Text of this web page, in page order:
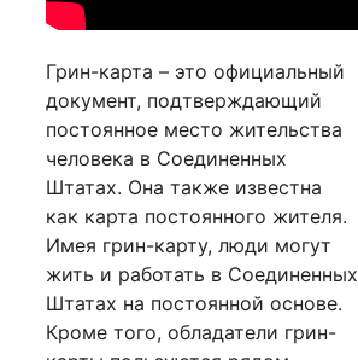
Грин-карта – это официальный
документ, подтверждающий
постоянное место жительства
человека в Соединенных
Штатах. Она также известна
как карта постоянного жителя.
Имея грин-карту, люди могут
жить и работать в Соединенных
Штатах на постоянной основе.
Кроме того, обладатели грин-